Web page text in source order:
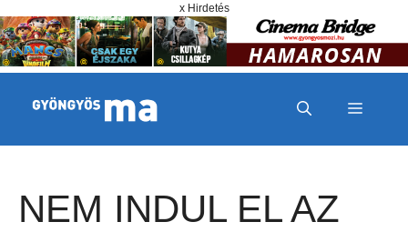
x Hirdetés
MENÜ
NEM INDUL EL AZ